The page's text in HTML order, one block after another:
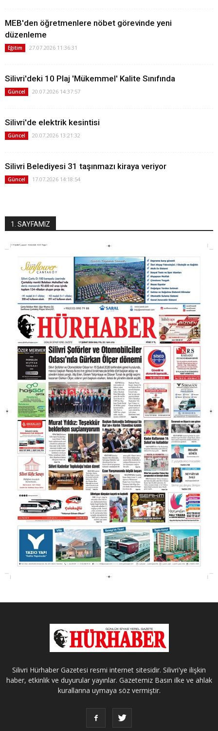
MEB'den öğretmenlere nöbet görevinde yeni
düzenleme
Eğitim 27.07.2026 11:36:31
Silivri'deki 10 Plaj 'Mükemmel' Kalite Sınıfında
Güncel 20.07.2026 14:37:57
Silivri'de elektrik kesintisi
Güncel 20.07.2026 13:21:32
Silivri Belediyesi 31 taşınmazı kiraya veriyor
Güncel 17.07.2026 14:18:54
1. SAYFAMIZ
Silivri Hürhaber Gazetesi resmi internet sitesidir. Silivri'ye ilişkin
haber, etkinlik ve duyurular yayınlar. Gazetemiz Basın ilke ve ahlak
kurallarına uymaya söz vermiştir.